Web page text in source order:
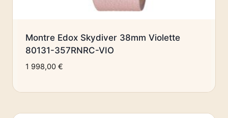
Montre Edox Skydiver 38mm Violette
80131-357RNRC-VIO
1 998,00 €